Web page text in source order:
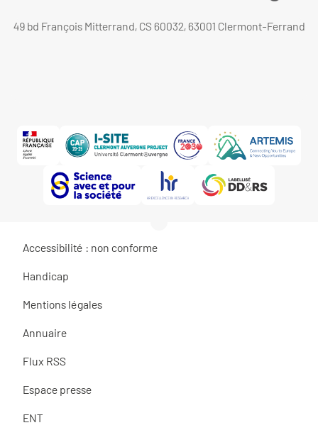
49 bd François Mitterrand, CS 60032, 63001 Clermont-Ferrand
Accessibilité : non conforme
Handicap
Mentions légales
Annuaire
Flux RSS
Espace presse
ENT